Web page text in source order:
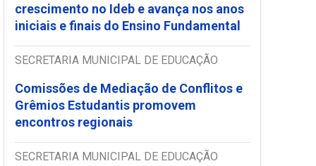
crescimento no Ideb e avança nos anos
iniciais e finais do Ensino Fundamental
SECRETARIA MUNICIPAL DE EDUCAÇÃO
Comissões de Mediação de Conflitos e
Grêmios Estudantis promovem
encontros regionais
SECRETARIA MUNICIPAL DE EDUCAÇÃO